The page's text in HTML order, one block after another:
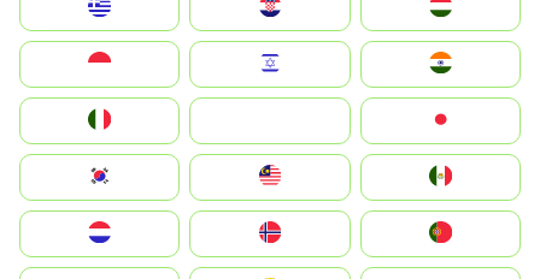
Magyarország
South Korea